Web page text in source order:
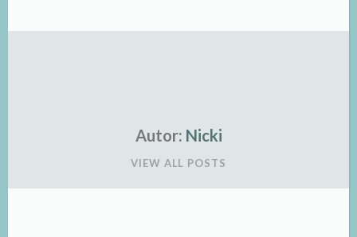
Autor: Nicki
VIEW ALL POSTS